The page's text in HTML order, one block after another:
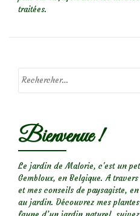
traitées.
Bienvenue !
Le jardin de Malorie, c'est un
Gembloux, en Belgique. A
et mes conseils de paysagiste,
au jardin. Découvrez mes